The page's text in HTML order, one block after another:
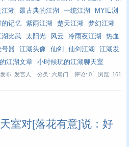
江湖 最古典的江湖 一统江湖
MYIE浏
的记忆 紫雨江湖 楚天江湖
梦幻江湖
湖比武 太阳光 风云 冷雨夜江湖
热血
器 江湖头像 仙剑 仙剑江湖
江湖发
江湖文章 小时候玩的江湖聊天室
发布: 发言人 分类: 六扇门 评论: 0 浏览: 161
室对[落花有意]说：好